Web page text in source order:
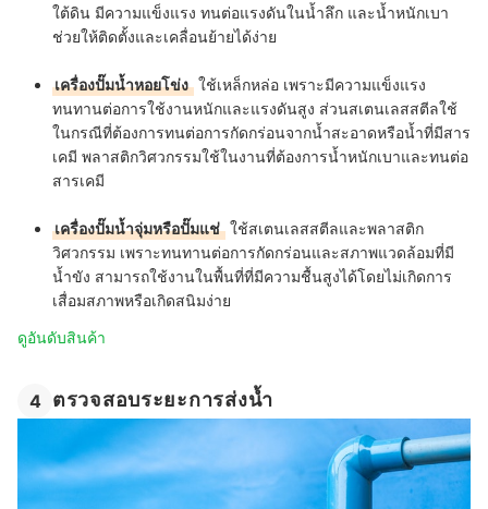
ใต้ดิน มีความแข็งแรง ทนต่อแรงดันในน้ำลึก และน้ำหนักเบา
ช่วยให้ติดตั้งและเคลื่อนย้ายได้ง่าย
เครื่องปั๊มน้ำหอยโข่ง ใช้เหล็กหล่อ เพราะมีความแข็งแรง
ทนทานต่อการใช้งานหนักและแรงดันสูง ส่วนสเตนเลสสตีลใช้
ในกรณีที่ต้องการทนต่อการกัดกร่อนจากน้ำสะอาดหรือน้ำที่มีสาร
เคมี พลาสติกวิศวกรรมใช้ในงานที่ต้องการน้ำหนักเบาและทนต่อ
สารเคมี
เครื่องปั๊มน้ำจุ่มหรือปั๊มแช่ ใช้สเตนเลสสตีลและพลาสติก
วิศวกรรม เพราะทนทานต่อการกัดกร่อนและสภาพแวดล้อมที่มี
น้ำขัง สามารถใช้งานในพื้นที่ที่มีความชื้นสูงได้โดยไม่เกิดการ
เสื่อมสภาพหรือเกิดสนิมง่าย
ดูอันดับสินค้า
4 ตรวจสอบระยะการส่งน้ำ